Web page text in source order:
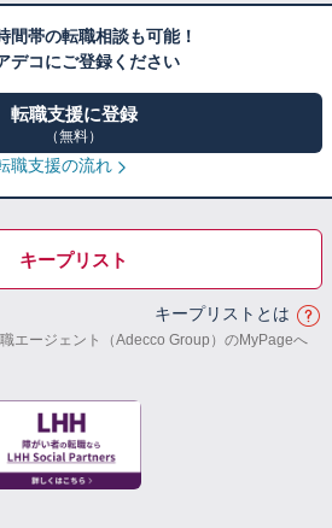
間帯の転職相談も可能！
デコにご登録ください
転職支援に登録
（無料）
職支援の流れ
キープリスト
キープリストとは
エージェント（Adecco Group）のMyPageへ